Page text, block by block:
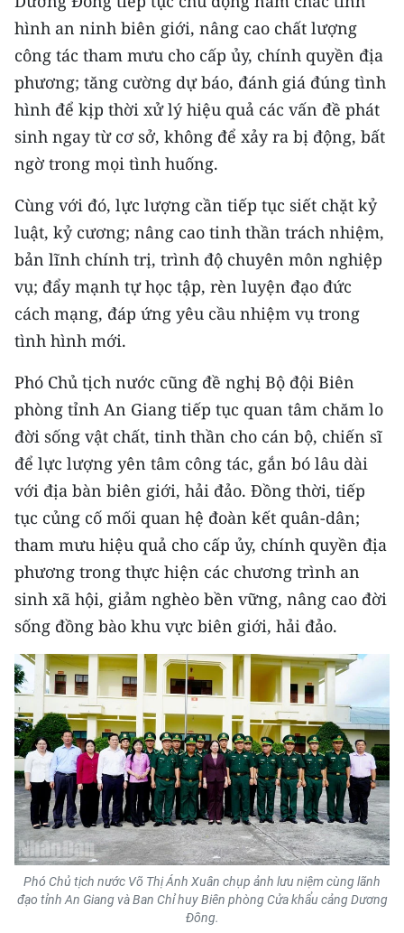
ENGLISH
中文
FRANÇAIS
РУССКИЙ
한국어
hình an ninh biên giới, nâng cao chất lượng
công tác tham mưu cho cấp ủy, chính quyền địa
phương; tăng cường dự báo, đánh giá đúng tình
hình để kịp thời xử lý hiệu quả các vấn đề phát
sinh ngay từ cơ sở, không để xảy ra bị động, bất
ngờ trong mọi tình huống.
Cùng với đó, lực lượng cần tiếp tục siết chặt kỷ
luật, kỷ cương; nâng cao tinh thần trách nhiệm,
bản lĩnh chính trị, trình độ chuyên môn nghiệp
vụ; đẩy mạnh tự học tập, rèn luyện đạo đức
cách mạng, đáp ứng yêu cầu nhiệm vụ trong
tình hình mới.
Phó Chủ tịch nước cũng đề nghị Bộ đội Biên
phòng tỉnh An Giang tiếp tục quan tâm chăm lo
đời sống vật chất, tinh thần cho cán bộ, chiến sĩ
để lực lượng yên tâm công tác, gắn bó lâu dài
với địa bàn biên giới, hải đảo. Đồng thời, tiếp
tục củng cố mối quan hệ đoàn kết quân-dân;
tham mưu hiệu quả cho cấp ủy, chính quyền địa
phương trong thực hiện các chương trình an
sinh xã hội, giảm nghèo bền vững, nâng cao đời
sống đồng bào khu vực biên giới, hải đảo.
Phó Chủ tịch nước Võ Thị Ánh Xuân chụp ảnh lưu niệm cùng lãnh
đạo tỉnh An Giang và Ban Chỉ huy Biên phòng Cửa khẩu cảng Dương
Đông.